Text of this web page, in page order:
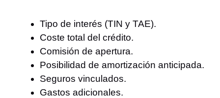
Tipo de interés (TIN y TAE).
Coste total del crédito.
Comisión de apertura.
Posibilidad de amortización anticipada.
Seguros vinculados.
Gastos adicionales.